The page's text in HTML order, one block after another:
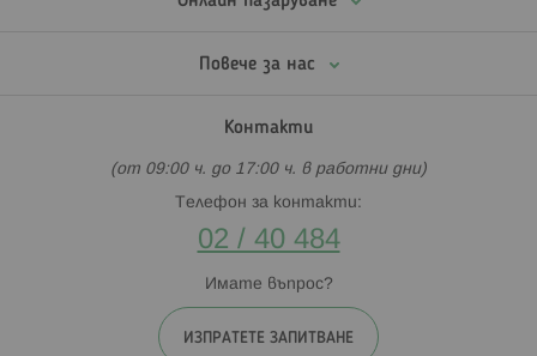
Повече за нас
Контакти
(от 09:00 ч. до 17:00 ч. в работни дни)
Телефон за контакти:
02 / 40 484
Имате въпрос?
ИЗПРАТЕТЕ ЗАПИТВАНЕ